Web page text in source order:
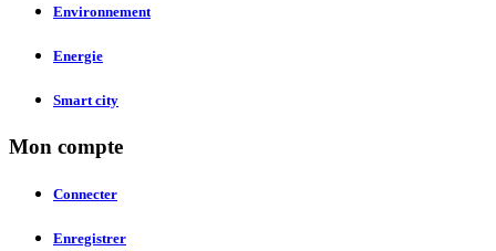
Environnement
Energie
Smart city
Mon compte
Connecter
Enregistrer